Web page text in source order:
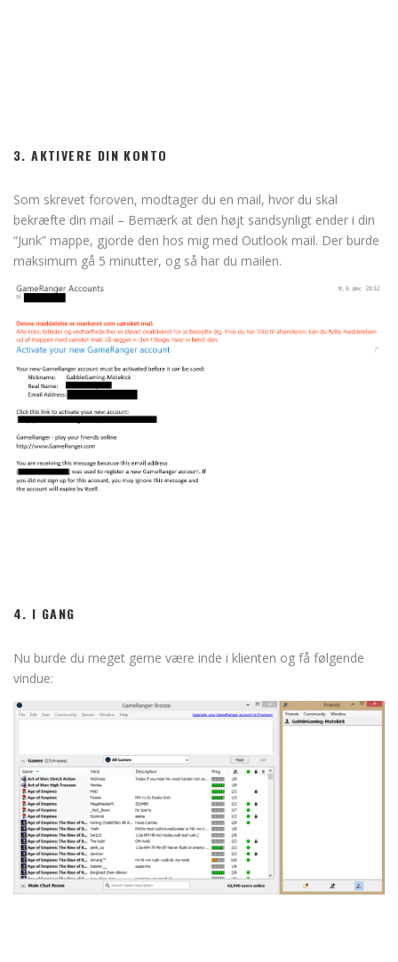
3. AKTIVERE DIN KONTO
Som skrevet foroven, modtager du en mail, hvor du skal
bekræfte din mail – Bemærk at den højt sandsynligt ender i din
“Junk” mappe, gjorde den hos mig med Outlook mail. Der burde
maksimum gå 5 minutter, og så har du mailen.
4. I GANG
Nu burde du meget gerne være inde i klienten og få følgende
vindue: